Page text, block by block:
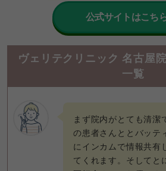
公式サイトはこち
ヴェリテクリニック 名古屋
一覧
まず院内がとても清潔
の患者さんととバッテ
にインカムで情報共有
てくれます。そしてと